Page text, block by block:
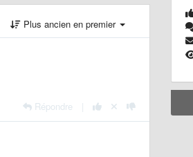
Plus ancien en premier
Répondre